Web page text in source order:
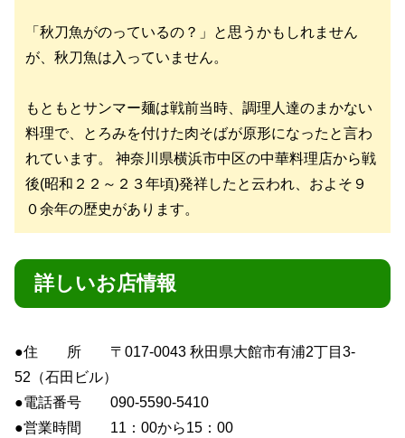
「秋刀魚がのっているの？」と思うかもしれません
が、秋刀魚は入っていません。
もともとサンマー麺は戦前当時、調理人達のまかない
料理で、とろみを付けた肉そばが原形になったと言わ
れています。 神奈川県横浜市中区の中華料理店から戦
後(昭和２２～２３年頃)発祥したと云われ、およそ９
０余年の歴史があります。
詳しいお店情報
●住 所 〒017-0043 秋田県大館市有浦2丁目3-
52（石田ビル）
●電話番号 090-5590-5410
●営業時間 11：00から15：00